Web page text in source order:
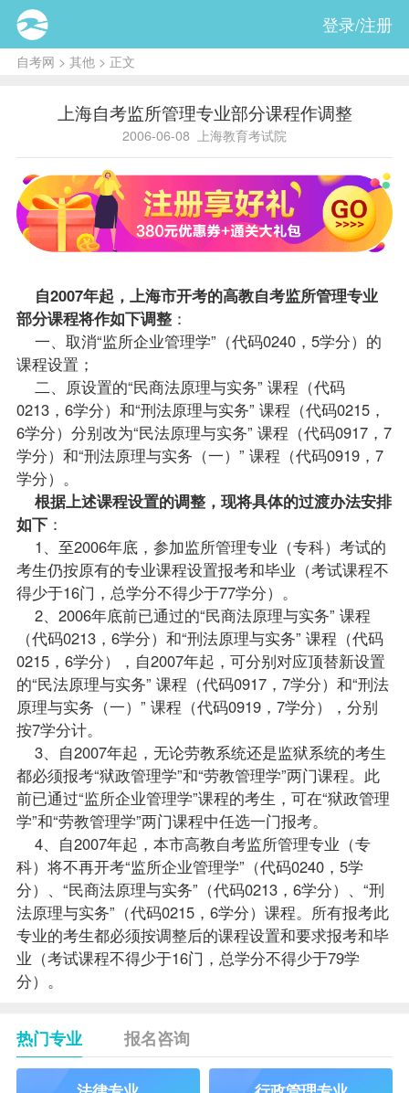
登录/注册
自考网 > 其他 > 正文
上海自考监所管理专业部分课程作调整
2006-06-08 上海教育考试院
自2007年起，上海市开考的高教自考监所管理专业
部分课程将作如下调整：
一、取消“监所企业管理学”（代码0240，5学分）的
课程设置；
二、原设置的“民商法原理与实务” 课程（代码
0213，6学分）和“刑法原理与实务” 课程（代码0215，
6学分）分别改为“民法原理与实务” 课程（代码0917，7
学分）和“刑法原理与实务（一）” 课程（代码0919，7
学分）。
根据上述课程设置的调整，现将具体的过渡办法安排
如下：
1、至2006年底，参加监所管理专业（专科）考试的
考生仍按原有的专业课程设置报考和毕业（考试课程不
得少于16门，总学分不得少于77学分）。
2、2006年底前已通过的“民商法原理与实务” 课程
（代码0213，6学分）和“刑法原理与实务” 课程（代码
0215，6学分），自2007年起，可分别对应顶替新设置
的“民法原理与实务” 课程（代码0917，7学分）和“刑法
原理与实务（一）” 课程（代码0919，7学分），分别
按7学分计。
3、自2007年起，无论劳教系统还是监狱系统的考生
都必须报考“狱政管理学”和“劳教管理学”两门课程。此
前已通过“监所企业管理学”课程的考生，可在“狱政管理
学”和“劳教管理学”两门课程中任选一门报考。
4、自2007年起，本市高教自考监所管理专业（专
科）将不再开考“监所企业管理学”（代码0240，5学
分）、“民商法原理与实务”（代码0213，6学分）、“刑
法原理与实务”（代码0215，6学分）课程。所有报考此
专业的考生都必须按调整后的课程设置和要求报考和毕
业（考试课程不得少于16门，总学分不得少于79学
分）。
热门专业 报名咨询